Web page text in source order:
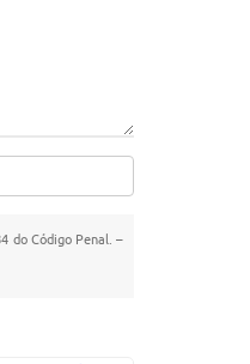
do Código Penal. –